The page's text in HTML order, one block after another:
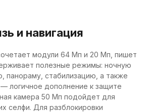
и навигация
модули 64 Мп и 20 Мп, пишет
полезные режимы: ночную
панораму, стабилизацию, а также
логичное дополнение к защите
камера 50 Мп подойдет для
селфи. Для разблокировки